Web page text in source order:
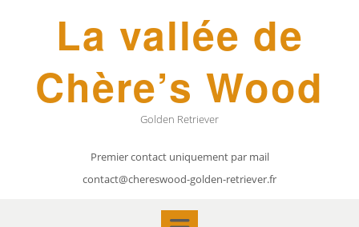
La vallée de
Chère’s Wood
Golden Retriever
Premier contact uniquement par mail
contact@chereswood-golden-retriever.fr